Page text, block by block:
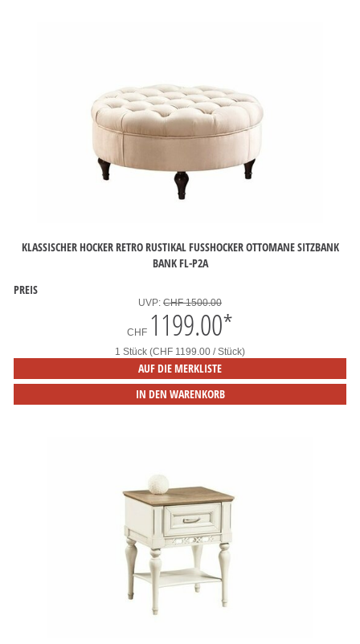
KLASSISCHER HOCKER RETRO RUSTIKAL FUSSHOCKER OTTOMANE SITZBANK B
ANK FL-P2A
PREIS
UVP: CHF 1500.00
CHF 1199.00*
1 Stück (CHF 1199.00 / Stück)
AUF DIE MERKLISTE
IN DEN WARENKORB